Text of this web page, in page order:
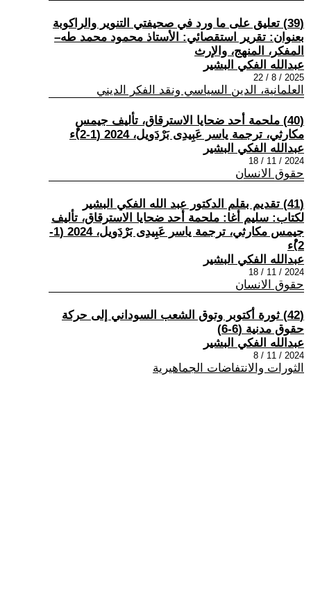
(39) تعليق على ما ورد في صحيفتي التنوير والراكوبة
بعنوان: تقرير استقصائي: الأستاذ محمود محمد طه–
المفكر، المنهج، والإرث
عبدالله الفكي البشير
2025 / 8 / 22
العلمانية، الدين السياسي ونقد الفكر الديني
(40) ملحمة أحد ضحايا الاسترقاق، تأليف جيمس
مكارثي، ترجمة ياسر عَبِيدِى بَرْدَويل، 2024 (1-2)ْء
عبدالله الفكي البشير
2024 / 11 / 18
حقوق الانسان
(41) تقديم بقلم الدكتور عبد الله الفكي البشير
لكتاب: سليم أغا: ملحمة أحد ضحايا الاسترقاق، تأليف
جيمس مكارثي، ترجمة ياسر عَبِيدِى بَرْدَويل، 2024 (1-
2)ْء
عبدالله الفكي البشير
2024 / 11 / 18
حقوق الانسان
(42) ثورة أكتوبر وتوق الشعب السوداني إلى حركة
حقوق مدنية (6-6)
عبدالله الفكي البشير
2024 / 11 / 8
الثورات والانتفاضات الجماهيرية